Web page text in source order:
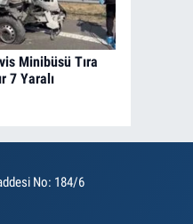
Minibüsü Tıra
7 Yaralı
No: 184/6